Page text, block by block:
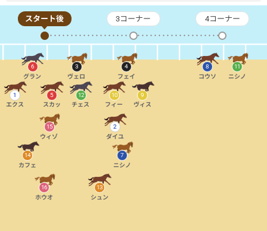
スタート後 3コーナー 4コーナー
11
ニシノ
8
コウソ
4
フェイ
9
ヴィス
2
ダイユ
7
ニシノ
10
フィー
3
ヴェロ
12
チェス
13
シュン
5
スカッ
15
ウィゾ
6
グラン
14
カフェ
16
ホウオ
1
エクス